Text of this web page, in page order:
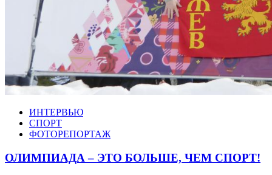
ИНТЕРВЬЮ
СПОРТ
ФОТОРЕПОРТАЖ
ОЛИМПИАДА – ЭТО БОЛЬШЕ, ЧЕМ СПОРТ!